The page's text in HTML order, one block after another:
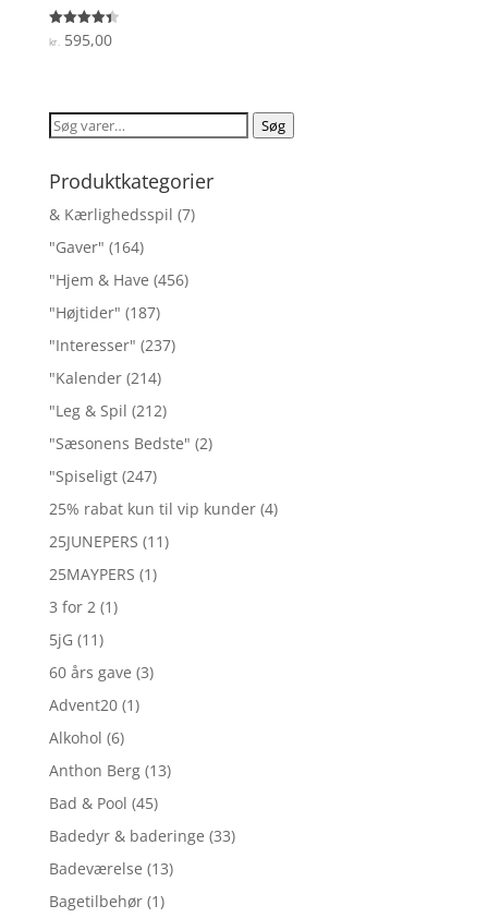
Vurderet
4.4
kr.595,00
Søg
Søg
Produktkategorier
& Kærlighedsspil (7)
"Gaver" (164)
"Hjem & Have (456)
"Højtider" (187)
"Interesser" (237)
"Kalender (214)
"Leg & Spil (212)
"Sæsonens Bedste" (2)
"Spiseligt (247)
25% rabat kun til vip kunder (4)
25JUNEPERS (11)
25MAYPERS (1)
3 for 2 (1)
5jG (11)
60 års gave (3)
Advent20 (1)
Alkohol (6)
Anthon Berg (13)
Bad & Pool (45)
Badedyr & baderinge (33)
Badeværelse (13)
Bagetilbehør (1)